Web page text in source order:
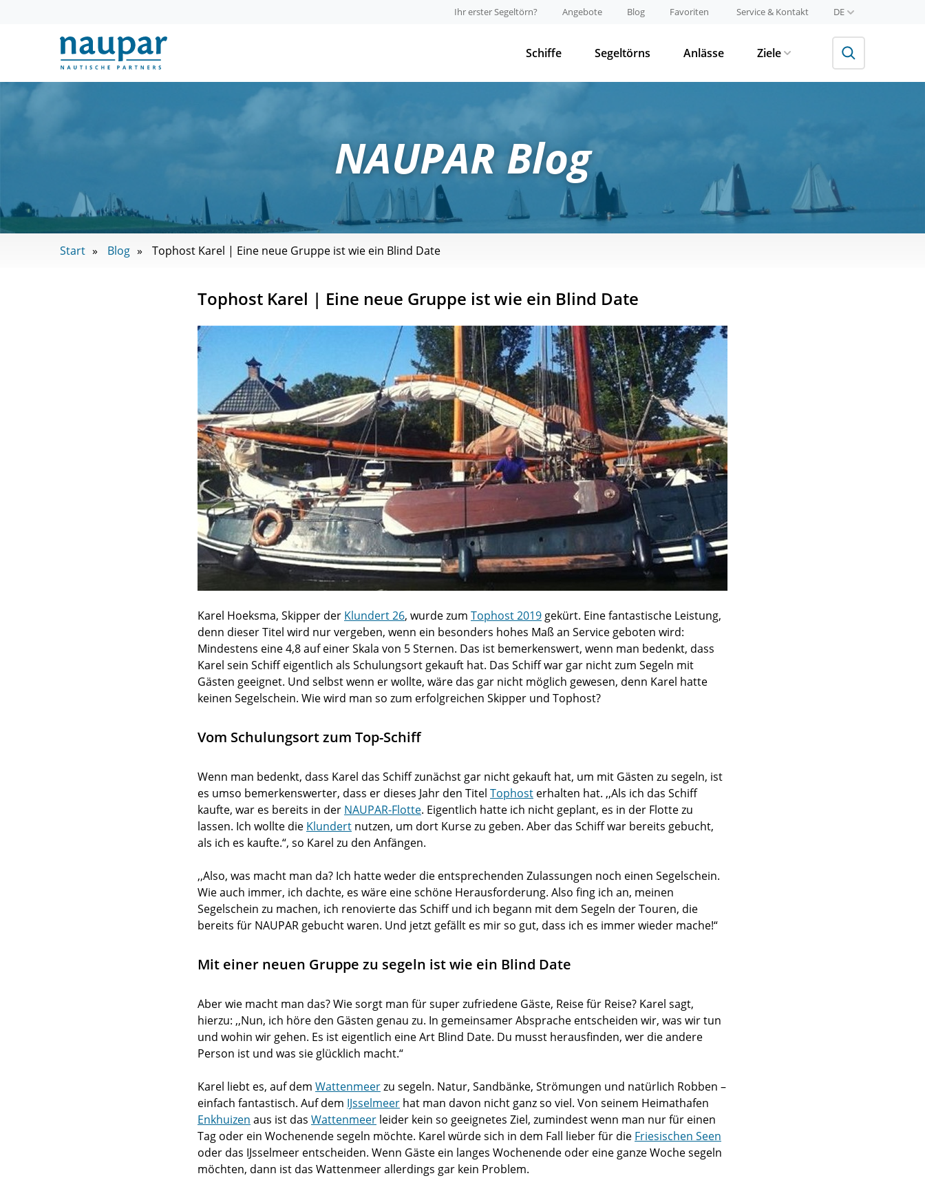
Ihr erster Segeltörn? Angebote Blog Favoriten Service & Kontakt DE
Schiffe Segeltörns Anlässe Ziele
NAUPAR Blog
Start Blog Tophost Karel | Eine neue Gruppe ist wie ein Blind Date
Tophost Karel | Eine neue Gruppe ist wie ein Blind Date
Karel Hoeksma, Skipper der Klundert 26, wurde zum Tophost 2019 gekürt. Eine fantastische Leistung,
denn dieser Titel wird nur vergeben, wenn ein besonders hohes Maß an Service geboten wird:
Mindestens eine 4,8 auf einer Skala von 5 Sternen. Das ist bemerkenswert, wenn man bedenkt, dass
Karel sein Schiff eigentlich als Schulungsort gekauft hat. Das Schiff war gar nicht zum Segeln mit
Gästen geeignet. Und selbst wenn er wollte, wäre das gar nicht möglich gewesen, denn Karel hatte
keinen Segelschein. Wie wird man so zum erfolgreichen Skipper und Tophost?
Vom Schulungsort zum Top-Schiff
Wenn man bedenkt, dass Karel das Schiff zunächst gar nicht gekauft hat, um mit Gästen zu segeln, ist
es umso bemerkenswerter, dass er dieses Jahr den Titel Tophost erhalten hat. ,,Als ich das Schiff
kaufte, war es bereits in der NAUPAR-Flotte. Eigentlich hatte ich nicht geplant, es in der Flotte zu
lassen. Ich wollte die Klundert nutzen, um dort Kurse zu geben. Aber das Schiff war bereits gebucht,
als ich es kaufte.“, so Karel zu den Anfängen.
,,Also, was macht man da? Ich hatte weder die entsprechenden Zulassungen noch einen Segelschein.
Wie auch immer, ich dachte, es wäre eine schöne Herausforderung. Also fing ich an, meinen
Segelschein zu machen, ich renovierte das Schiff und ich begann mit dem Segeln der Touren, die
bereits für NAUPAR gebucht waren. Und jetzt gefällt es mir so gut, dass ich es immer wieder mache!“
Mit einer neuen Gruppe zu segeln ist wie ein Blind Date
Aber wie macht man das? Wie sorgt man für super zufriedene Gäste, Reise für Reise? Karel sagt,
hierzu: ,,Nun, ich höre den Gästen genau zu. In gemeinsamer Absprache entscheiden wir, was wir tun
und wohin wir gehen. Es ist eigentlich eine Art Blind Date. Du musst herausfinden, wer die andere
Person ist und was sie glücklich macht.“
Karel liebt es, auf dem Wattenmeerzu segeln. Natur, Sandbänke, Strömungen und natürlich Robben –
einfach fantastisch. Auf dem IJsselmeer hat man davon nicht ganz so viel. Von seinem Heimathafen
Enkhuizen aus ist das Wattenmeer leider kein so geeignetes Ziel, zumindest wenn man nur für einen
Tag oder ein Wochenende segeln möchte. Karel würde sich in dem Fall lieber für die Friesischen Seen
oder das IJsselmeer entscheiden. Wenn Gäste ein langes Wochenende oder eine ganze Woche segeln
möchten, dann ist das Wattenmeer allerdings gar kein Problem.